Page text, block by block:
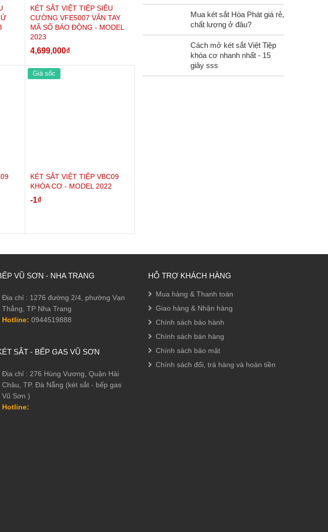
phẩm phổ thông và được đúc đặc
vững chắc, khi gõ vào có cảm giác
thủy rất tốt cho gia chủ.
tạo độ cứng vững chống cạy
phiu trên mặt cửa.
để cất giữ tài sản quan trọng.
như mới theo thời gian.
KÉT SẮT VIỆT TIỆP SIÊU
CƯỜNG VFE5007 VÂN TAY
MÃ SỐ BÁO ĐỘNG - MODEL
2023
4,699,000₫
Giá sốc
KÉT SẮT VIỆT TIỆP VBC09
KHÓA CƠ - MODEL 2022
-1₫
Mua két sắt Hòa Phát giá rẻ,
chất lượng ở đâu?
Cách mở két sắt Việt Tiệp
khóa cơ nhanh nhất - 15
giây sss
VŨ SƠN - NHA TRANG
Địa chỉ : 1276 đường 2/4, phường Vạn
Thắng, TP Nha Trang
Hotline: 0944519888
SẮT - BẾP GAS VŨ SƠN
Địa chỉ : 276 Hùng Vương, Quận Hải
Châu, TP. Đà Nẵng (két sắt - bếp gas
Vũ Sơn )
Hotline:
HỖ TRỢ KHÁCH HÀNG
Mua hàng & Thanh toán
Giao hàng & Nhận hàng
Chính sách bảo hành
Chính sách bán hàng
Chính sách bảo mật
Chính sách đổi, trả hàng và hoàn tiền